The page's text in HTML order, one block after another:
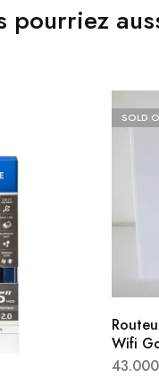
pourriez
SOLD
Wifi
43.000